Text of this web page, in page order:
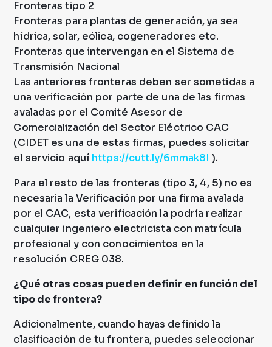
Fronteras tipo 2
Fronteras para plantas de generación, ya sea
hídrica, solar, eólica, cogeneradores etc.
Fronteras que intervengan en el Sistema de
Transmisión Nacional
Las anteriores fronteras deben ser sometidas a
una verificación por parte de una de las firmas
avaladas por el Comité Asesor de
Comercialización del Sector Eléctrico CAC
(CIDET es una de estas firmas, puedes solicitar
el servicio aquí https://cutt.ly/6mmak8I ).
Para el resto de las fronteras (tipo 3, 4, 5) no es
necesaria la Verificación por una firma avalada
por el CAC, esta verificación la podría realizar
cualquier ingeniero electricista con matrícula
profesional y con conocimientos en la
resolución CREG 038.
¿Qué otras cosas pueden definir en función del
tipo de frontera?
Adicionalmente, cuando hayas definido la
clasificación de tu frontera, puedes seleccionar